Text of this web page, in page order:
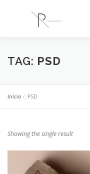
PR ENGENHARIA
BLOG
TAG: PSD
Início »PSD
Showing the single result